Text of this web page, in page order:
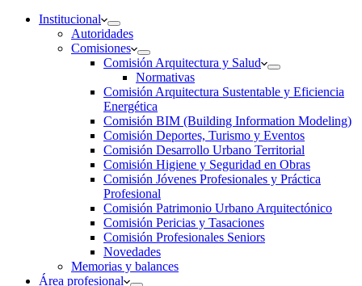
Institucional
Autoridades
Comisiones
Comisión Arquitectura y Salud
Normativas
Comisión Arquitectura Sustentable y Eficiencia
Energética
Comisión BIM (Building Information Modeling)
Comisión Deportes, Turismo y Eventos
Comisión Desarrollo Urbano Territorial
Comisión Higiene y Seguridad en Obras
Comisión Jóvenes Profesionales y Práctica
Profesional
Comisión Patrimonio Urbano Arquitectónico
Comisión Pericias y Tasaciones
Comisión Profesionales Seniors
Novedades
Memorias y balances
Área profesional